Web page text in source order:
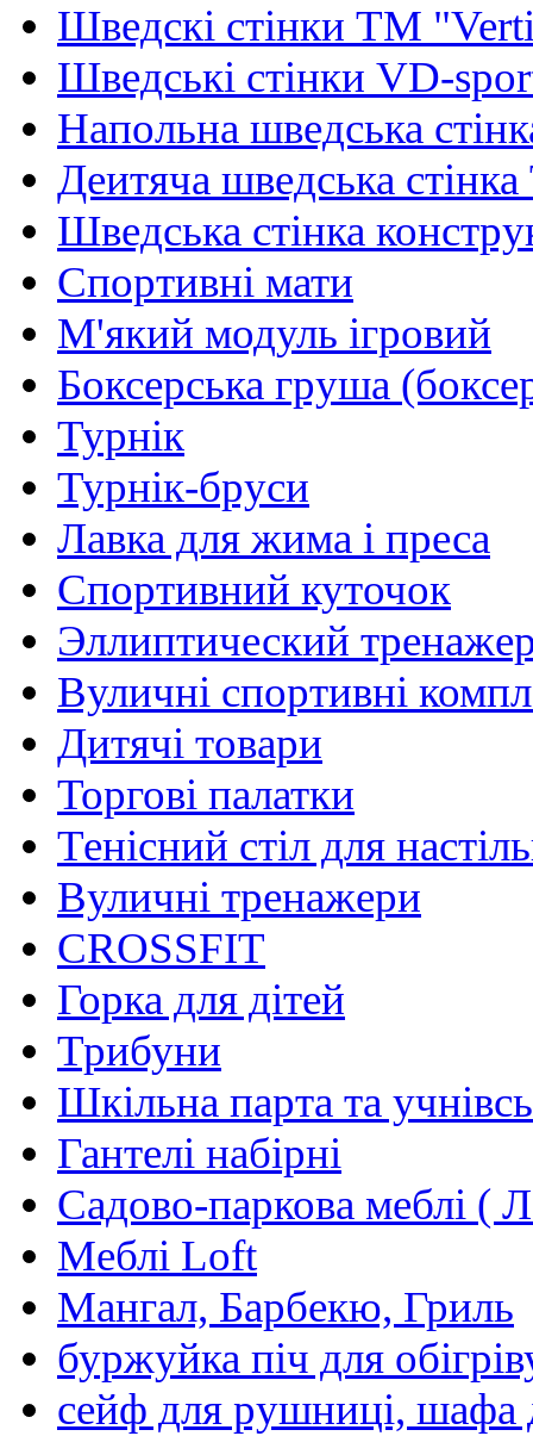
Шведскі стінки TM
Шведські стінки VD-
Напольна шведська
Деитяча шведська
Шведська стінка
Спортивні мати
М'який модуль ігровий
Боксерська груша
Турнік
Турнік-бруси
Лавка для жима і преса
Спортивний куточок
Эллиптический
Вуличні спортивні
Дитячі товари
Торгові палатки
Тенісний стіл для
Вуличні тренажери
CROSSFIT
Горка для дітей
Трибуни
Шкільна парта та
Гантелі набірні
Садово-паркова меблі (
Меблі Loft
Мангал, Барбекю, Гриль
буржуйка піч для
сейф для рушниці, шафа